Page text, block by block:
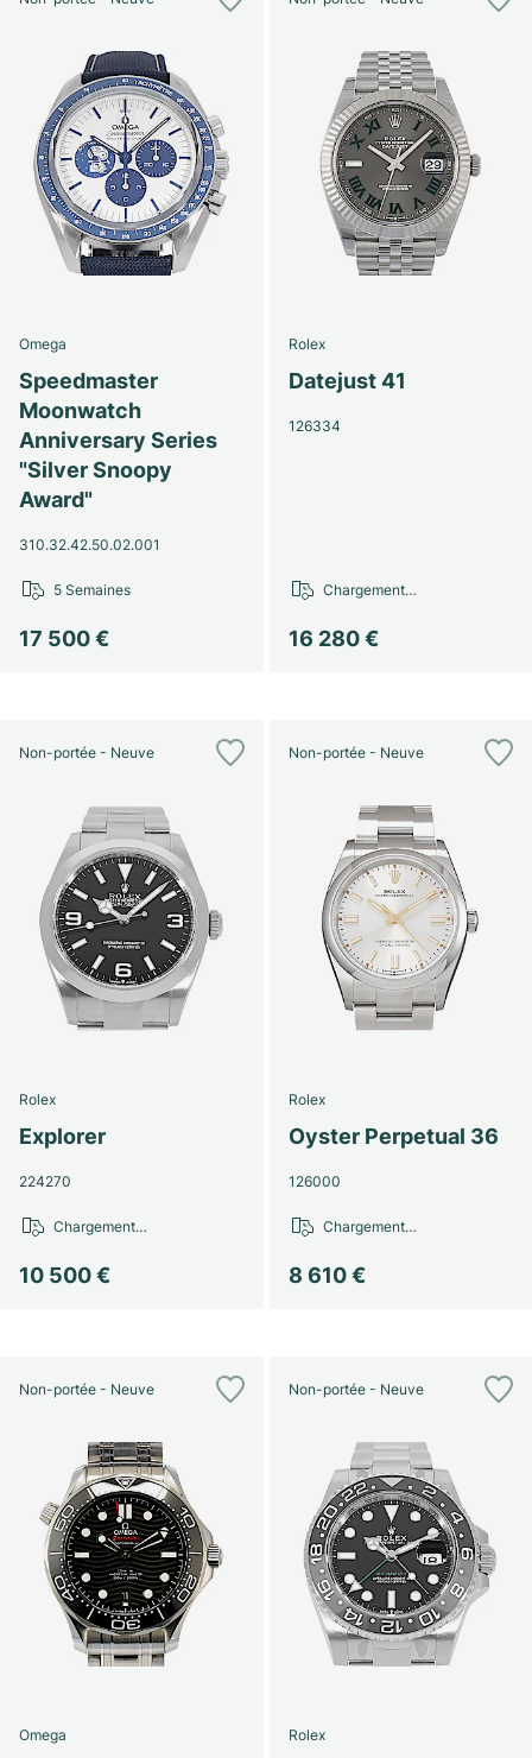
Omega
Speedmaster
Moonwatch
Anniversary Series
"Silver Snoopy
Award"
310.32.42.50.02.001
17 500 €
5 Semaines
Rolex
Datejust 41
126334
16 280 €
Chargement…
Non-portée - Neuve
Rolex
Explorer
224270
10 500 €
Chargement…
Non-portée - Neuve
Rolex
Oyster Perpetual 36
126000
8 610 €
Chargement…
Non-portée - Neuve
Omega
Non-portée - Neuve
Rolex